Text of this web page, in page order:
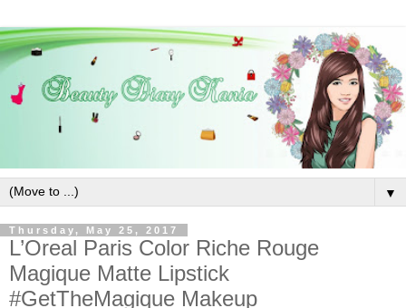
▼
Thursday, May 25, 2017
L’Oreal Paris Color Riche Rouge
Magique Matte Lipstick
#GetTheMagique Makeup